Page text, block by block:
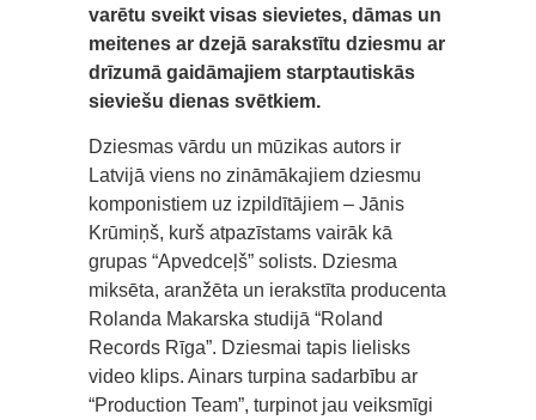
varētu sveikt visas sievietes, dāmas un
meitenes ar dzejā sarakstītu dziesmu ar
drīzumā gaidāmajiem starptautiskās
sieviešu dienas svētkiem.
Dziesmas vārdu un mūzikas autors ir
Latvijā viens no zināmākajiem dziesmu
komponistiem uz izpildītājiem – Jānis
Krūmiņš, kurš atpazīstams vairāk kā
grupas “Apvedceļš” solists. Dziesma
miksēta, aranžēta un ierakstīta producenta
Rolanda Makarska studijā “Roland
Records Rīga”. Dziesmai tapis lielisks
video klips. Ainars turpina sadarbību ar
“Production Team”, turpinot jau veiksmīgi